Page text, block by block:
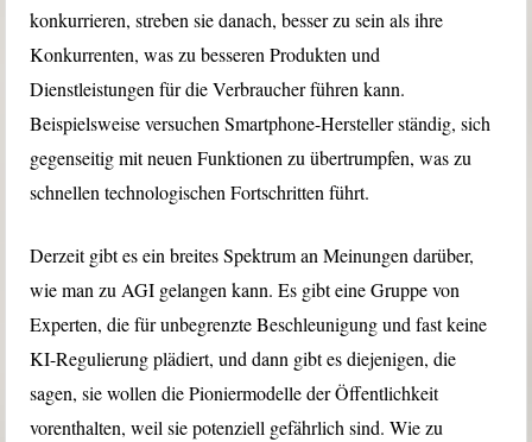
konkurrieren, streben sie danach, besser zu sein als ihre
Konkurrenten, was zu besseren Produkten und
Dienstleistungen für die Verbraucher führen kann.
Beispielsweise versuchen Smartphone-Hersteller ständig, sich
gegenseitig mit neuen Funktionen zu übertrumpfen, was zu
schnellen technologischen Fortschritten führt.
Derzeit gibt es ein breites Spektrum an Meinungen darüber,
wie man zu AGI gelangen kann. Es gibt eine Gruppe von
Experten, die für unbegrenzte Beschleunigung und fast keine
KI-Regulierung plädiert, und dann gibt es diejenigen, die
sagen, sie wollen die Pioniermodelle der Öffentlichkeit
vorenthalten, weil sie potenziell gefährlich sind. Wie zu